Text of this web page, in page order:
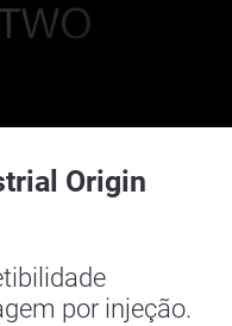
Origin
por injeção.